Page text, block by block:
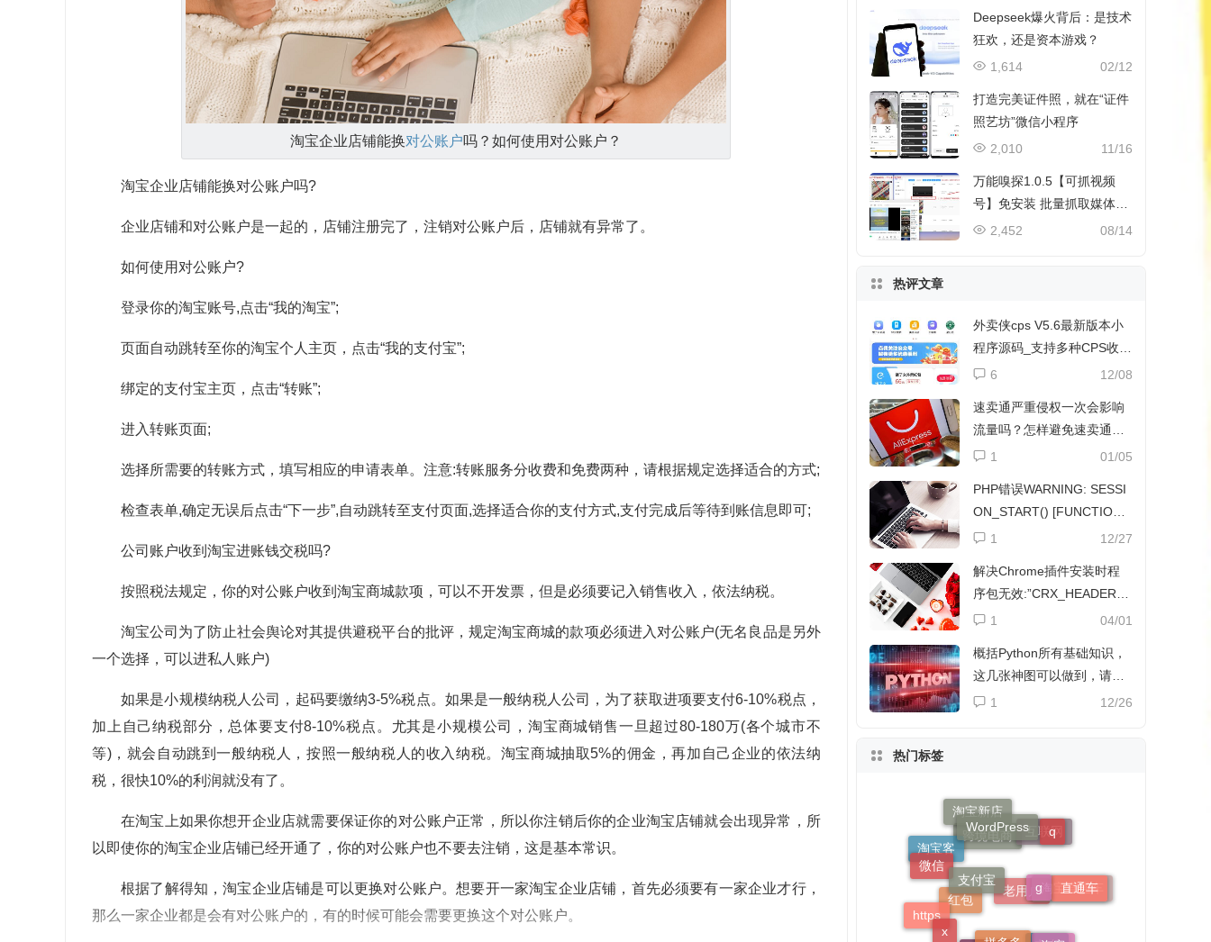
淘宝企业店铺能换对公账户吗？如何使用对公账户？
淘宝企业店铺能换对公账户吗?
企业店铺和对公账户是一起的，店铺注册完了，注销对公账户后，店铺就有异常了。
如何使用对公账户?
登录你的淘宝账号,点击“我的淘宝”;
页面自动跳转至你的淘宝个人主页，点击“我的支付宝”;
绑定的支付宝主页，点击“转账”;
进入转账页面;
选择所需要的转账方式，填写相应的申请表单。注意:转账服务分收费和免费两种，请根据规定选择适合的方式;
检查表单,确定无误后点击“下一步”,自动跳转至支付页面,选择适合你的支付方式,支付完成后等待到账信息即可;
公司账户收到淘宝进账钱交税吗?
按照税法规定，你的对公账户收到淘宝商城款项，可以不开发票，但是必须要记入销售收入，依法纳税。
淘宝公司为了防止社会舆论对其提供避税平台的批评，规定淘宝商城的款项必须进入对公账户(无名良品是另外
一个选择，可以进私人账户)
如果是小规模纳税人公司，起码要缴纳3-5%税点。如果是一般纳税人公司，为了获取进项要支付6-10%税点，
加上自己纳税部分，总体要支付8-10%税点。尤其是小规模公司，淘宝商城销售一旦超过80-180万(各个城市不
等)，就会自动跳到一般纳税人，按照一般纳税人的收入纳税。淘宝商城抽取5%的佣金，再加自己企业的依法纳
税，很快10%的利润就没有了。
在淘宝上如果你想开企业店就需要保证你的对公账户正常，所以你注销后你的企业淘宝店铺就会出现异常，所
以即使你的淘宝企业店铺已经开通了，你的对公账户也不要去注销，这是基本常识。
根据了解得知，淘宝企业店铺是可以更换对公账户。想要开一家淘宝企业店铺，首先必须要有一家企业才行，
那么一家企业都是会有对公账户的，有的时候可能会需要更换这个对公账户。
Deepseek爆火背后：是技术
狂欢，还是资本游戏？
02/12
1,614
打造完美证件照，就在“证件
照艺坊”微信小程序
11/16
2,010
万能嗅探1.0.5【可抓视频
号】免安装 批量抓取媒体文
件
08/14
2,452
热评文章
外卖侠cps V5.6最新版本小
程序源码_支持多种CPS收益
和流量主收益
12/08
6
速卖通严重侵权一次会影响
流量吗？怎样避免速卖通侵
权？
01/05
1
PHP错误WARNING: SESSI
ON_START() [FUNCTION.
SESSION-START]解决方法
12/27
1
解决Chrome插件安装时程
序包无效:”CRX_HEADER_I
NVALID”
04/01
1
概括Python所有基础知识，
这几张神图可以做到，请收
下
12/26
1
热门标签
淘宝新店
WordPress
q
互联网
跨境电商
淘宝客
微信
支付宝
g
https
x
拼多多
淘客
淘宝